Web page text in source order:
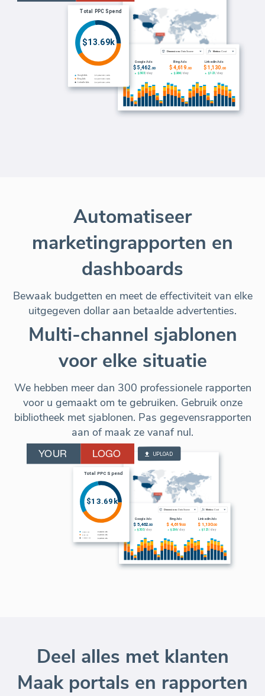
Automatiseer
marketingrapporten en
dashboards
Bewaak budgetten en meet de effectiviteit van elke
uitgegeven dollar aan betaalde advertenties.
Multi-channel sjablonen
voor elke situatie
We hebben meer dan 300 professionele rapporten
voor u gemaakt om te gebruiken. Gebruik onze
bibliotheek met sjablonen. Pas gegevensrapporten
aan of maak ze vanaf nul.
Deel alles met klanten
Maak portals en rapporten